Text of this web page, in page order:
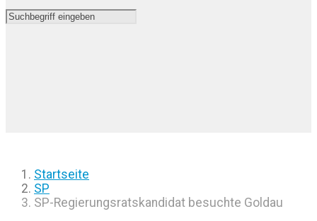
Startseite
SP
SP-Regierungsratskandidat besuchte Goldau